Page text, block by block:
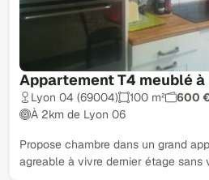
Appartement T4 meublé
Lyon 04 (69004) 100 m²
600
À 2km de Lyon 06
Propose chambre dans un grand
agreable à vivre dernier étage